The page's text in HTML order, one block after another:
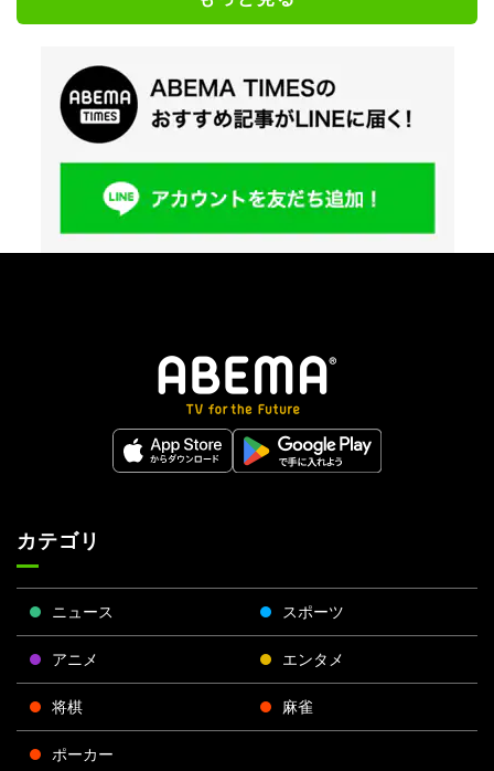
カテゴリ
ニュース スポーツ
アニメ エンタメ
将棋 麻雀
ポーカー